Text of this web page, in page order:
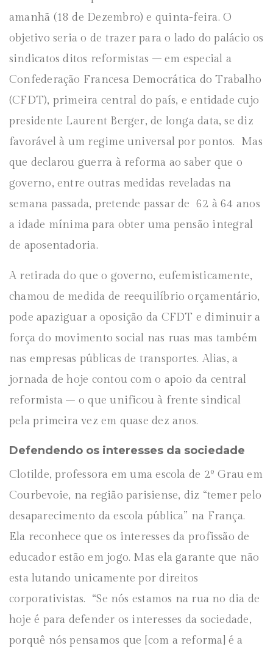
amanhã (18 de Dezembro) e quinta-feira. O
objetivo seria o de trazer para o lado do palácio os
sindicatos ditos reformistas – em especial a
Confederação Francesa Democrática do Trabalho
(CFDT), primeira central do país, e entidade cujo
presidente Laurent Berger, de longa data, se diz
favorável à um regime universal por pontos. Mas
que declarou guerra à reforma ao saber que o
governo, entre outras medidas reveladas na
semana passada, pretende passar de 62 à 64 anos
a idade mínima para obter uma pensão integral
de aposentadoria.
A retirada do que o governo, eufemisticamente,
chamou de medida de reequilíbrio orçamentário,
pode apaziguar a oposição da CFDT e diminuir a
força do movimento social nas ruas mas também
nas empresas públicas de transportes. Alias, a
jornada de hoje contou com o apoio da central
reformista – o que unificou à frente sindical
pela primeira vez em quase dez anos.
Defendendo os interesses da sociedade
Clotilde, professora em uma escola de 2º Grau em
Courbevoie, na região parisiense, diz “temer pelo
desaparecimento da escola pública” na França.
Ela reconhece que os interesses da profissão de
educador estão em jogo. Mas ela garante que não
esta lutando unicamente por direitos
corporativistas. “Se nós estamos na rua no dia de
hoje é para defender os interesses da sociedade,
porquê nós pensamos que [com a reforma] é a